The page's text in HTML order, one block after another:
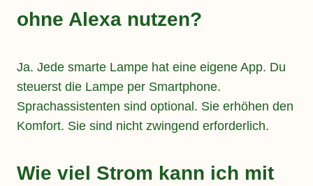
ohne Alexa nutzen?
Ja. Jede smarte Lampe hat eine eigene App. Du
steuerst die Lampe per Smartphone.
Sprachassistenten sind optional. Sie erhöhen den
Komfort. Sie sind nicht zwingend erforderlich.
Wie viel Strom kann ich mit